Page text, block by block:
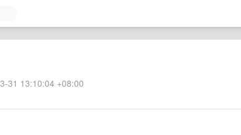
31 13:10:04 +08:00